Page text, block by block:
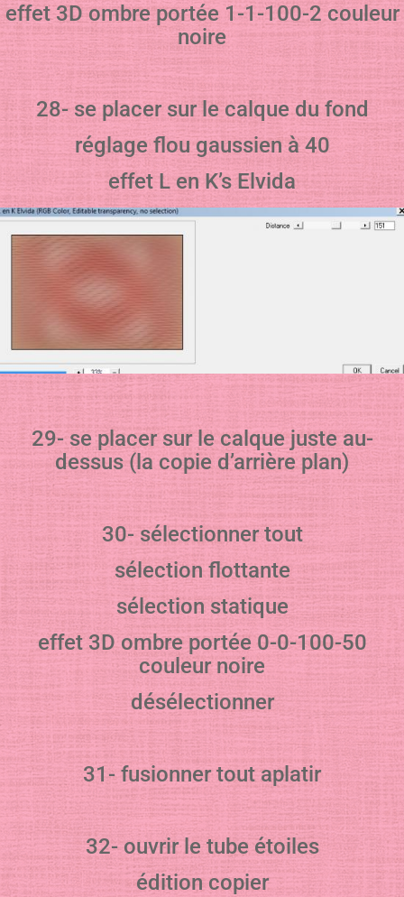
effet 3D ombre portée 1-1-100-2 couleur
noire
28- se placer sur le calque du fond
réglage flou gaussien à 40
effet L en K’s Elvida
29- se placer sur le calque juste au-
dessus (la copie d’arrière plan)
30- sélectionner tout
sélection flottante
sélection statique
effet 3D ombre portée 0-0-100-50
couleur noire
désélectionner
31- fusionner tout aplatir
32- ouvrir le tube étoiles
édition copier